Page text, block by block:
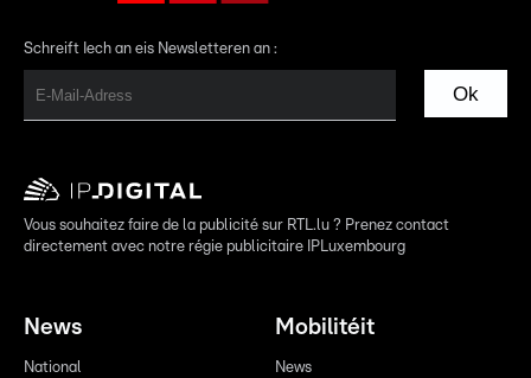
Schreift Iech an eis Newsletteren an :
Ok
Vous souhaitez faire de la publicité sur RTL.lu ? Prenez contact
directement avec notre régie publicitaire IPLuxembourg
News
National
Mobilitéit
News